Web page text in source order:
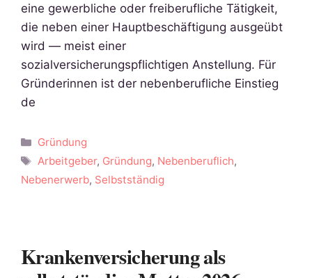
eine gewerbliche oder freiberufliche Tätigkeit,
die neben einer Hauptbeschäftigung ausgeübt
wird — meist einer
sozialversicherungspflichtigen Anstellung. Für
Gründerinnen ist der nebenberufliche Einstieg
de
Kategorien
Gründung
Schlagwörter
Arbeitgeber, Gründung, Nebenberuflich,
Nebenerwerb, Selbstständig
Krankenversicherung als